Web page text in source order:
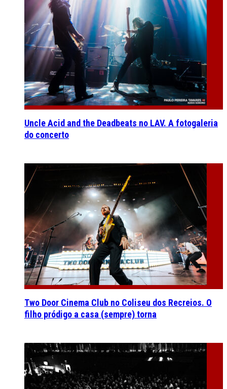
Uncle Acid and the Deadbeats no LAV. A fotogaleria
do concerto
Two Door Cinema Club no Coliseu dos Recreios. O
filho pródigo a casa (sempre) torna